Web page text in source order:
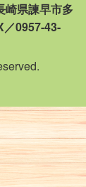
崎県諫早市多
／0957-43-